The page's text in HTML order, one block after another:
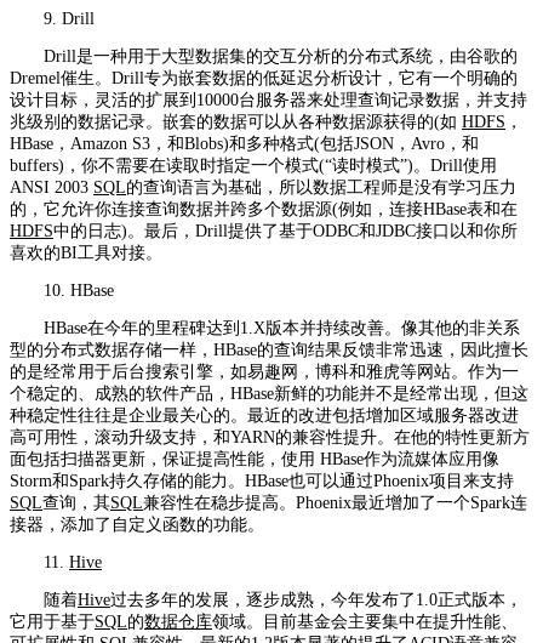
9. Drill
Drill是一种用于大型数据集的交互分析的分布式系统，由谷歌的
Dremel催生。Drill专为嵌套数据的低延迟分析设计，它有一个明确的
设计目标，灵活的扩展到10000台服务器来处理查询记录数据，并支持
兆级别的数据记录。嵌套的数据可以从各种数据源获得的(如 HDFS ，
HBase，Amazon S3，和Blobs)和多种格式(包括JSON，Avro，和
buffers)，你不需要在读取时指定一个模式(“读时模式”)。Drill使用
ANSI 2003 SQL的查询语言为基础，所以数据工程师是没有学习压力
的，它允许你连接查询数据并跨多个数据源(例如，连接HBase表和在
HDFS中的日志)。最后，Drill提供了基于ODBC和JDBC接口以和你所
喜欢的BI工具对接。
10. HBase
HBase在今年的里程碑达到1.X版本并持续改善。像其他的非关系
型的分布式数据存储一样，HBase的查询结果反馈非常迅速，因此擅长
的是经常用于后台搜索引擎，如易趣网，博科和雅虎等网站。作为一
个稳定的、成熟的软件产品，HBase新鲜的功能并不是经常出现，但这
种稳定性往往是企业最关心的。最近的改进包括增加区域服务器改进
高可用性，滚动升级支持，和YARN的兼容性提升。在他的特性更新方
面包括扫描器更新，保证提高性能，使用 HBase作为流媒体应用像
Storm和Spark持久存储的能力。HBase也可以通过Phoenix项目来支持
SQL查询，其SQL兼容性在稳步提高。Phoenix最近增加了一个Spark连
接器，添加了自定义函数的功能。
11. Hive
随着Hive过去多年的发展，逐步成熟，今年发布了1.0正式版本，
它用于基于SQL的数据仓库领域。目前基金会主要集中在提升性能、